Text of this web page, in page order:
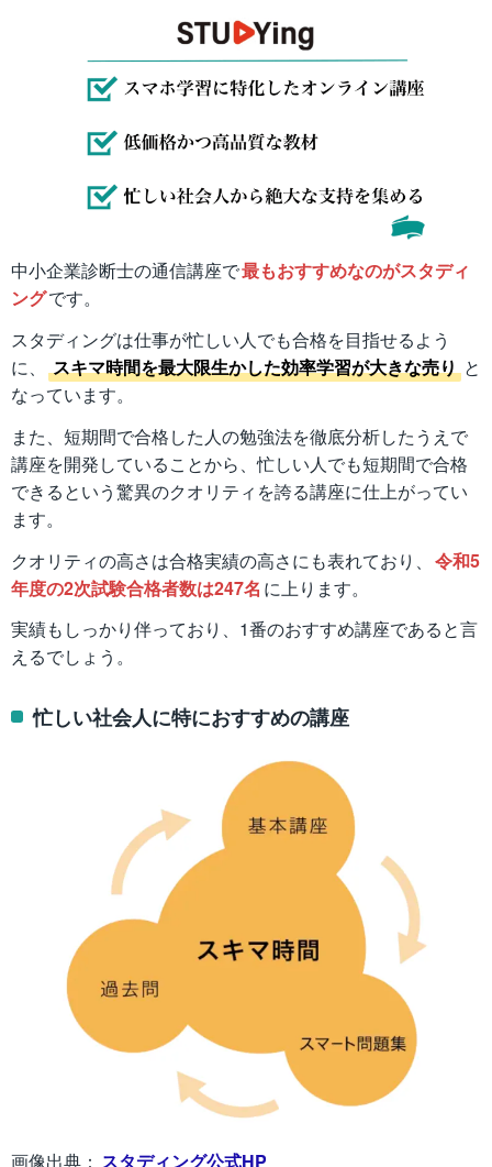
中小企業診断士の通信講座で最もおすすめなのがスタディ
ングです。
スタディングは仕事が忙しい人でも合格を目指せるよう
に、
スキマ時間を最大限生かした効率学習が大きな売り と
なっています。
また、短期間で合格した人の勉強法を徹底分析したうえで
講座を開発していることから、忙しい人でも短期間で合格
できるという驚異のクオリティを誇る講座に仕上がってい
ます。
クオリティの高さは合格実績の高さにも表れており、 令和5
年度の2次試験合格者数は247名 に上ります。
実績もしっかり伴っており、1番のおすすめ講座であると言
えるでしょう。
忙しい社会人に特におすすめの講座
画像出典： スタディング公式HP